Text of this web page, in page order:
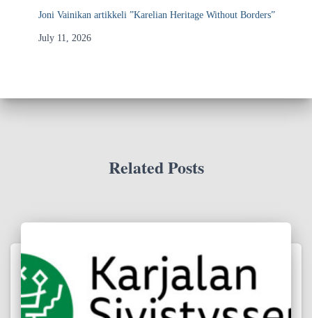
Joni Vainikan artikkeli ”Karelian Heritage Without Borders”
July 11, 2026
Related Posts